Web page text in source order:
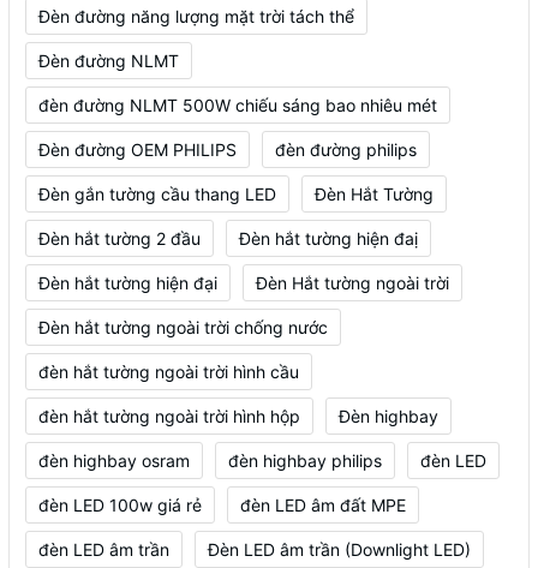
Đèn đường năng lượng mặt trời tách thể
Đèn đường NLMT
đèn đường NLMT 500W chiếu sáng bao nhiêu mét
Đèn đường OEM PHILIPS đèn đường philips
Đèn gắn tường cầu thang LED Đèn Hắt Tường
Đèn hắt tường 2 đầu Đèn hắt tường hiện đaị
Đèn hắt tường hiện đại Đèn Hắt tường ngoài trời
Đèn hắt tường ngoài trời chống nước
đèn hắt tường ngoài trời hình cầu
đèn hắt tường ngoài trời hình hộp Đèn highbay
đèn highbay osram đèn highbay philips đèn LED
đèn LED 100w giá rẻ đèn LED âm đất MPE
đèn LED âm trần Đèn LED âm trần (Downlight LED)